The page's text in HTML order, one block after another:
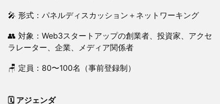
🎤 形式：パネルディスカッション＋ネットワーキング
👥 対象：Web3スタートアップの創業者、投資家、アクセ
ラレーター、企業、メディア関係者
🪑 定員：80〜100名（事前登録制）
🗓 アジェンダ